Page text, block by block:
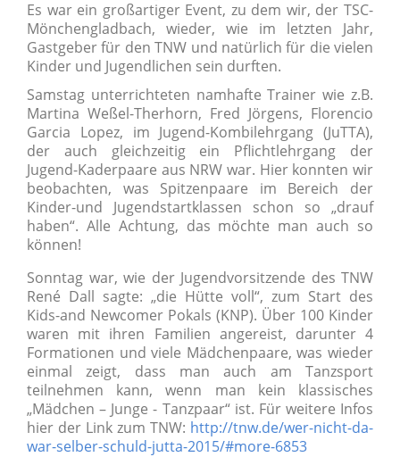
Es war ein großartiger Event, zu dem wir, der TSC-
Mönchengladbach, wieder, wie im letzten Jahr,
Gastgeber für den TNW und natürlich für die vielen
Kinder und Jugendlichen sein durften.
Samstag unterrichteten namhafte Trainer wie z.B.
Martina Weßel-Therhorn, Fred Jörgens, Florencio
Garcia Lopez, im Jugend-Kombilehrgang (JuTTA),
der auch gleichzeitig ein Pflichtlehrgang der
Jugend-Kaderpaare aus NRW war. Hier konnten wir
beobachten, was Spitzenpaare im Bereich der
Kinder-und Jugendstartklassen schon so „drauf
haben“. Alle Achtung, das möchte man auch so
können!
Sonntag war, wie der Jugendvorsitzende des TNW
René Dall sagte: „die Hütte voll“, zum Start des
Kids-and Newcomer Pokals (KNP). Über 100 Kinder
waren mit ihren Familien angereist, darunter 4
Formationen und viele Mädchenpaare, was wieder
einmal zeigt, dass man auch am Tanzsport
teilnehmen kann, wenn man kein klassisches
„Mädchen – Junge - Tanzpaar“ ist. Für weitere Infos
hier der Link zum TNW: http://tnw.de/wer-nicht-da-
war-selber-schuld-jutta-2015/#more-6853